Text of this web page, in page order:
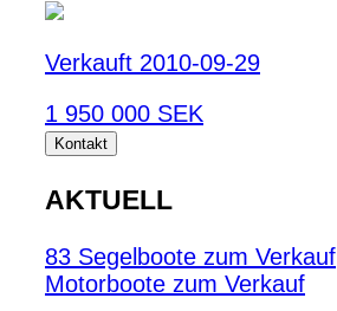
Verkauft 2010-09-29
1 950 000 SEK
Kontakt
AKTUELL
83 Segelboote zum Verkauf
Motorboote zum Verkauf